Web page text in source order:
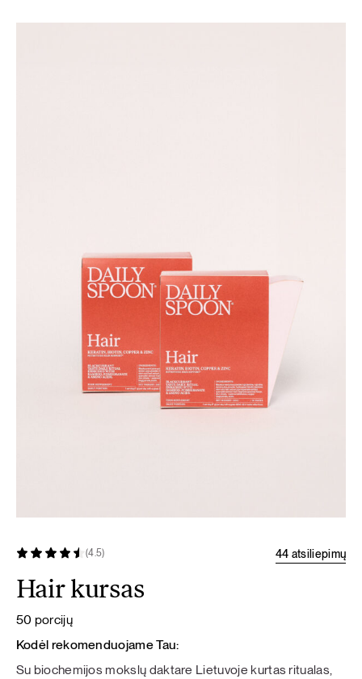
(4.5) 44 atsiliepimų
Hair kursas
50 porcijų
Kodėl rekomenduojame Tau:
Su biochemijos mokslų daktare Lietuvoje kurtas ritualas,